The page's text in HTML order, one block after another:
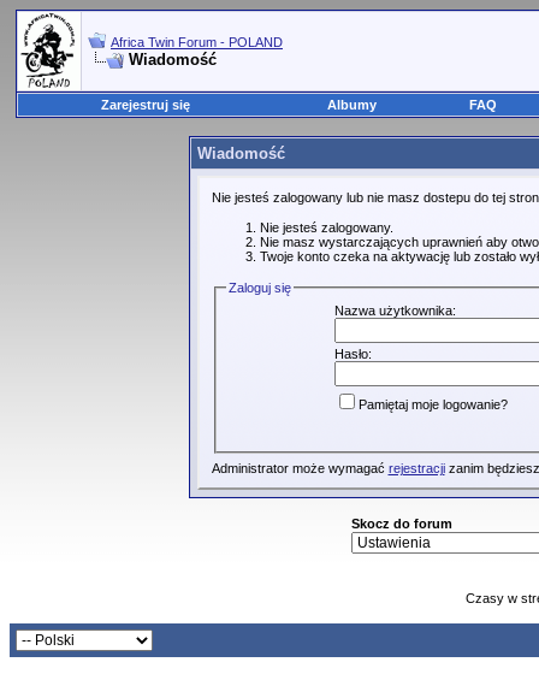
Africa Twin Forum - POLAND
Wiadomość
Zarejestruj się Albumy FAQ
Wiadomość
Nie jesteś zalogowany lub nie masz dostepu do tej
Nie jesteś zalogowany.
Nie masz wystarczających uprawnień aby
Twoje konto czeka na aktywację lub zostało
Zaloguj się
Nazwa użytkownika:
Hasło:
Pamiętaj moje logowanie?
Administrator może wymagać rejestracjizanim
Skocz do forum
Czasy w